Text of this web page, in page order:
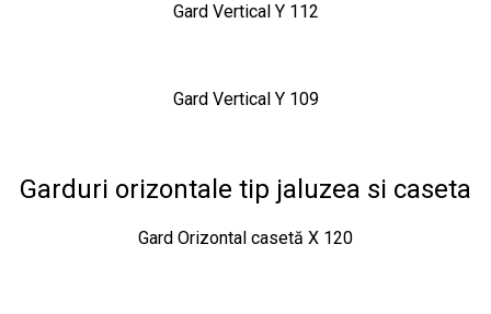
Gard Vertical Y 112
Gard Vertical Y 109
Garduri orizontale tip jaluzea si caseta
Gard Orizontal casetă X 120